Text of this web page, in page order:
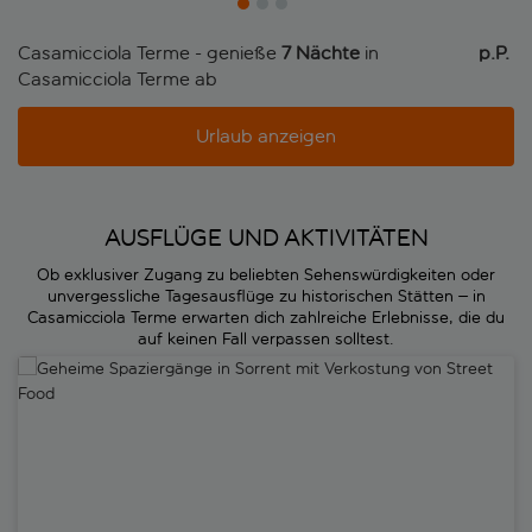
Casamicciola Terme - genieße 7 Nächte in
Casamicciola Terme ab
p.P.
Urlaub anzeigen
AUSFLÜGE UND AKTIVITÄTEN
Ob exklusiver Zugang zu beliebten Sehenswürdigkeiten oder
unvergessliche Tagesausflüge zu historischen Stätten – in
Casamicciola Terme erwarten dich zahlreiche Erlebnisse, die du
auf keinen Fall verpassen solltest.
Geheime Spaziergänge in Sorrent mit Verkostung von Street Food